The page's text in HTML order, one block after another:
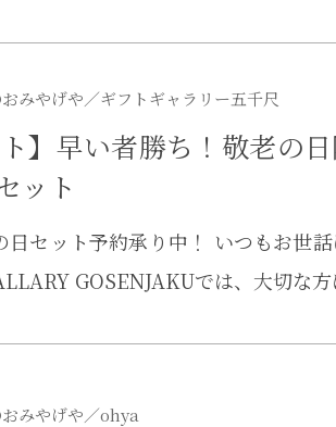
おみやげや／ギフトギャラリー五千尺
ト】早い者勝ち！敬老の
ット
セット予約承り中！ いつもお世
GOSENJAKUでは、大切な
おみやげや／ohya